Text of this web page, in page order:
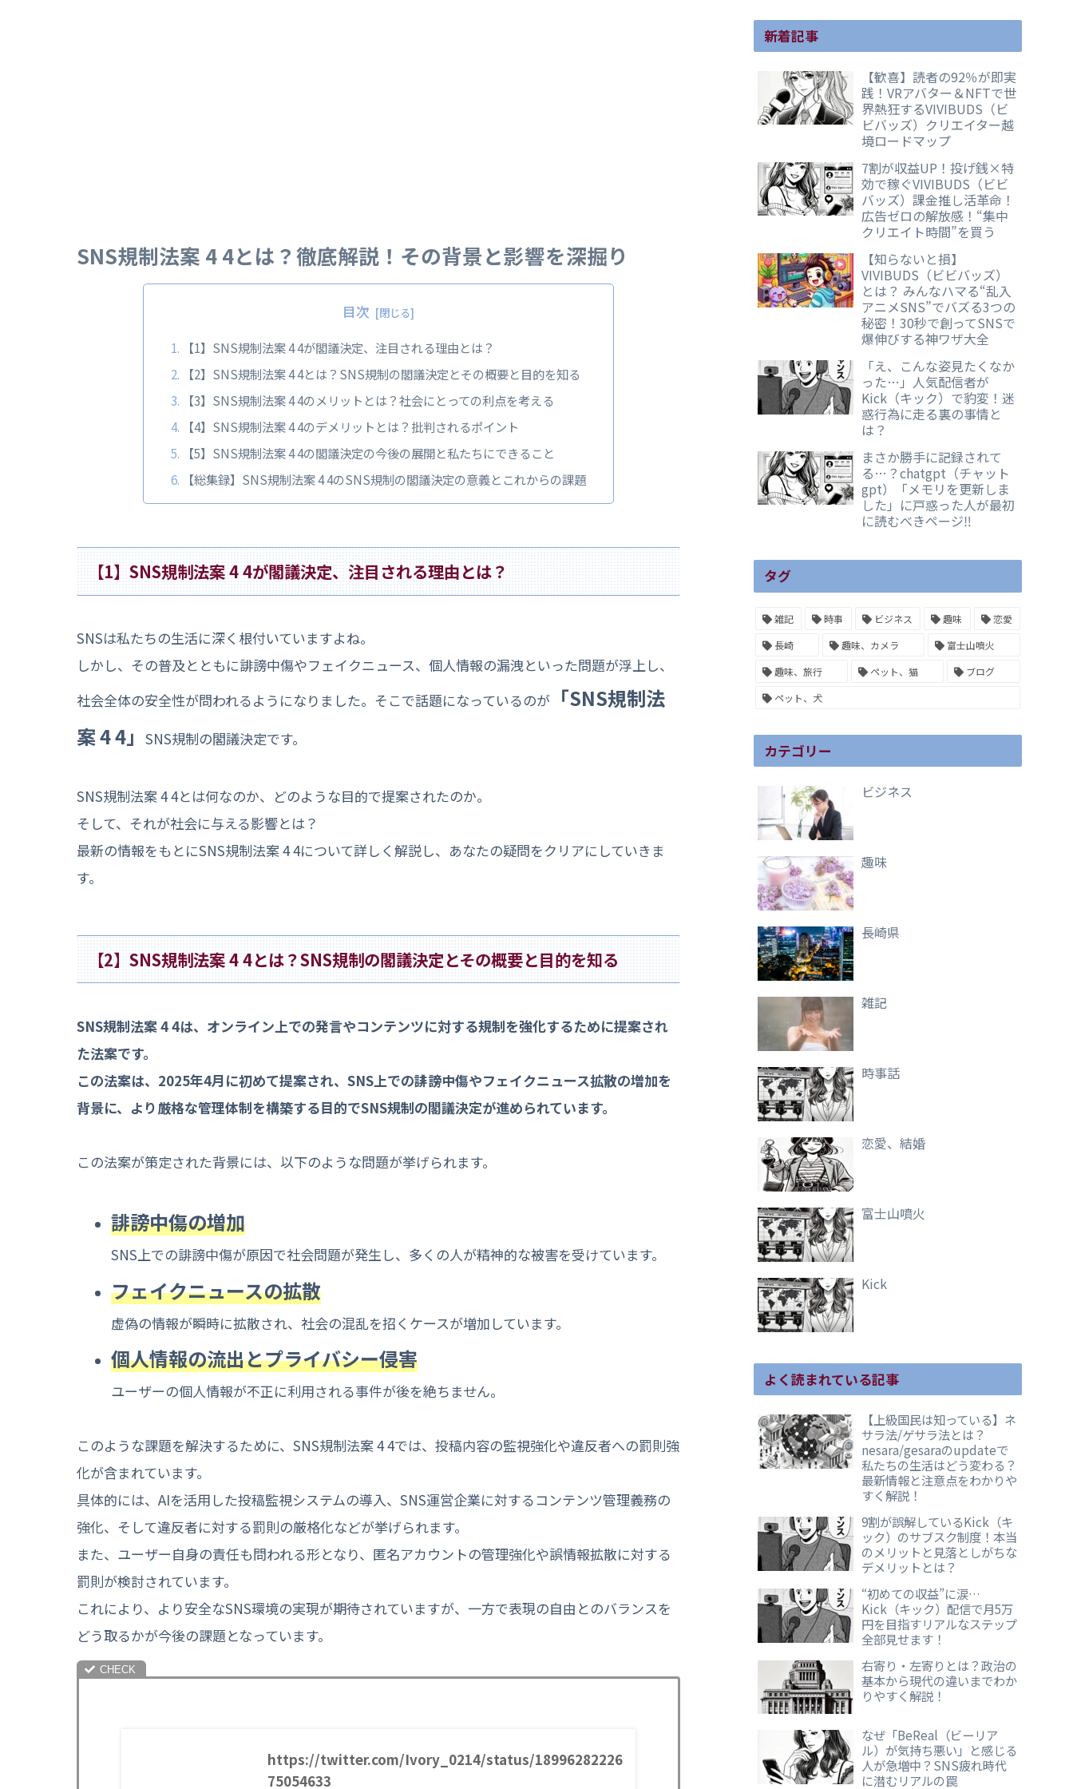
SNS規制法案 4 4とは？徹底解説！その背景と影響を深掘り
目次
【1】SNS規制法案 4 4が閣議決定、注目される理由とは？
【2】SNS規制法案 4 4とは？SNS規制の閣議決定とその概要と目的を知る
【3】SNS規制法案 4 4のメリットとは？社会にとっての利点を考える
【4】SNS規制法案 4 4のデメリットとは？批判されるポイント
【5】SNS規制法案 4 4の閣議決定の今後の展開と私たちにできること
【総集録】SNS規制法案 4 4のSNS規制の閣議決定の意義とこれからの課題
【1】SNS規制法案 4 4が閣議決定、注目される理由とは？
SNSは私たちの生活に深く根付いていますよね。
しかし、その普及とともに誹謗中傷やフェイクニュース、個人情報の漏洩といった問題が浮上し、
社会全体の安全性が問われるようになりました。そこで話題になっているのが 「SNS規制法
案 4 4」 SNS規制の閣議決定です。
SNS規制法案 4 4とは何なのか、どのような目的で提案されたのか。
そして、それが社会に与える影響とは？
最新の情報をもとにSNS規制法案 4 4について詳しく解説し、あなたの疑問をクリアにしていきま
す。
【2】SNS規制法案 4 4とは？SNS規制の閣議決定とその概要と目的を知る
SNS規制法案 4 4は、オンライン上での発言やコンテンツに対する規制を強化するために提案され
た法案です。
この法案は、2025年4月に初めて提案され、SNS上での誹謗中傷やフェイクニュース拡散の増加を
背景に、より厳格な管理体制を構築する目的でSNS規制の閣議決定が進められています。
この法案が策定された背景には、以下のような問題が挙げられます。
誹謗中傷の増加
SNS上での誹謗中傷が原因で社会問題が発生し、多くの人が精神的な被害を受けています。
フェイクニュースの拡散
虚偽の情報が瞬時に拡散され、社会の混乱を招くケースが増加しています。
個人情報の流出とプライバシー侵害
ユーザーの個人情報が不正に利用される事件が後を絶ちません。
このような課題を解決するために、SNS規制法案 4 4では、投稿内容の監視強化や違反者への罰則強
化が含まれています。
具体的には、AIを活用した投稿監視システムの導入、SNS運営企業に対するコンテンツ管理義務の
強化、そして違反者に対する罰則の厳格化などが挙げられます。
また、ユーザー自身の責任も問われる形となり、匿名アカウントの管理強化や誤情報拡散に対する
罰則が検討されています。
これにより、より安全なSNS環境の実現が期待されていますが、一方で表現の自由とのバランスを
どう取るかが今後の課題となっています。
https://twitter.com/Ivory_0214/status/18996282226
75054633
新着記事
【歓喜】読者の92％が即実
践！VRアバター＆NFTで世
界熱狂するVIVIBUDS（ビ
ビバッズ）クリエイター越
境ロードマップ
7割が収益UP！投げ銭×特
効で稼ぐVIVIBUDS（ビビ
バッズ）課金推し活革命！
広告ゼロの解放感！“集中
クリエイト時間”を買う
【知らないと損】
VIVIBUDS（ビビバッズ）
とは？ みんなハマる“乱入
アニメSNS”でバズる3つの
秘密！30秒で創ってSNSで
爆伸びする神ワザ大全
「え、こんな姿見たくなか
った…」人気配信者が
Kick（キック）で豹変！迷
惑行為に走る裏の事情と
は？
まさか勝手に記録されて
る…？chatgpt（チャット
gpt）「メモリを更新しま
した」に戸惑った人が最初
に読むべきページ‼️
タグ
雑記 時事 ビジネス 趣味
恋愛
長崎
趣味、カメラ
富士山噴火
趣味、旅行
ペット、猫
ブログ
ペット、犬
カテゴリー
ビジネス
趣味
長崎県
雑記
時事話
恋愛、結婚
富士山噴火
Kick
よく読まれている記事
【上級国民は知っている】ネ
サラ法/ゲサラ法とは？
nesara/gesaraのupdateで
私たちの生活はどう変わる？
最新情報と注意点をわかりや
すく解説！
9割が誤解しているKick（キ
ック）のサブスク制度！本当
のメリットと見落としがちな
デメリットとは？
“初めての収益”に涙…
Kick（キック）配信で月5万
円を目指すリアルなステップ
全部見せます！
右寄り・左寄りとは？政治の
基本から現代の違いまでわか
りやすく解説！
なぜ「BeReal（ビーリア
ル）が気持ち悪い」と感じる
人が急増中？SNS疲れ時代
に潜むリアルの罠